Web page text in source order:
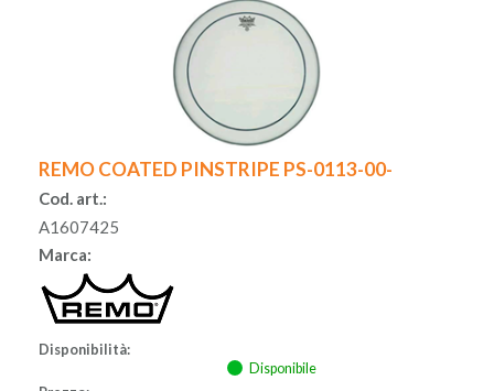
REMO COATED PINSTRIPE PS-0113-00-
Cod. art.:
A1607425
Marca:
Disponibilità:
Disponibile